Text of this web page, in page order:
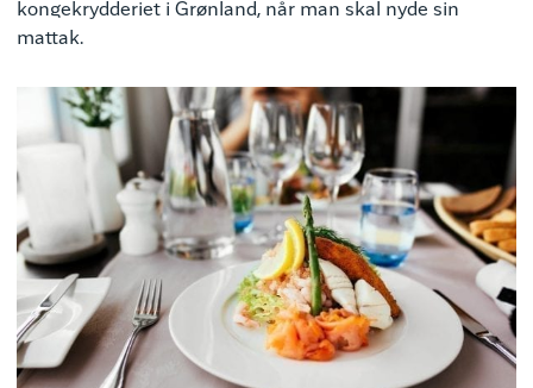
kongekrydderiet i Grønland, når man skal nyde sin
mattak.